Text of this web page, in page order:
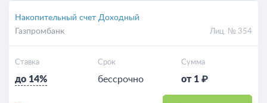
Накопительный счет Доходный
Газпромбанк
Лиц. № 354
Ставка
до 14%
Срок
бессрочно
Сумма
от 1 ₽